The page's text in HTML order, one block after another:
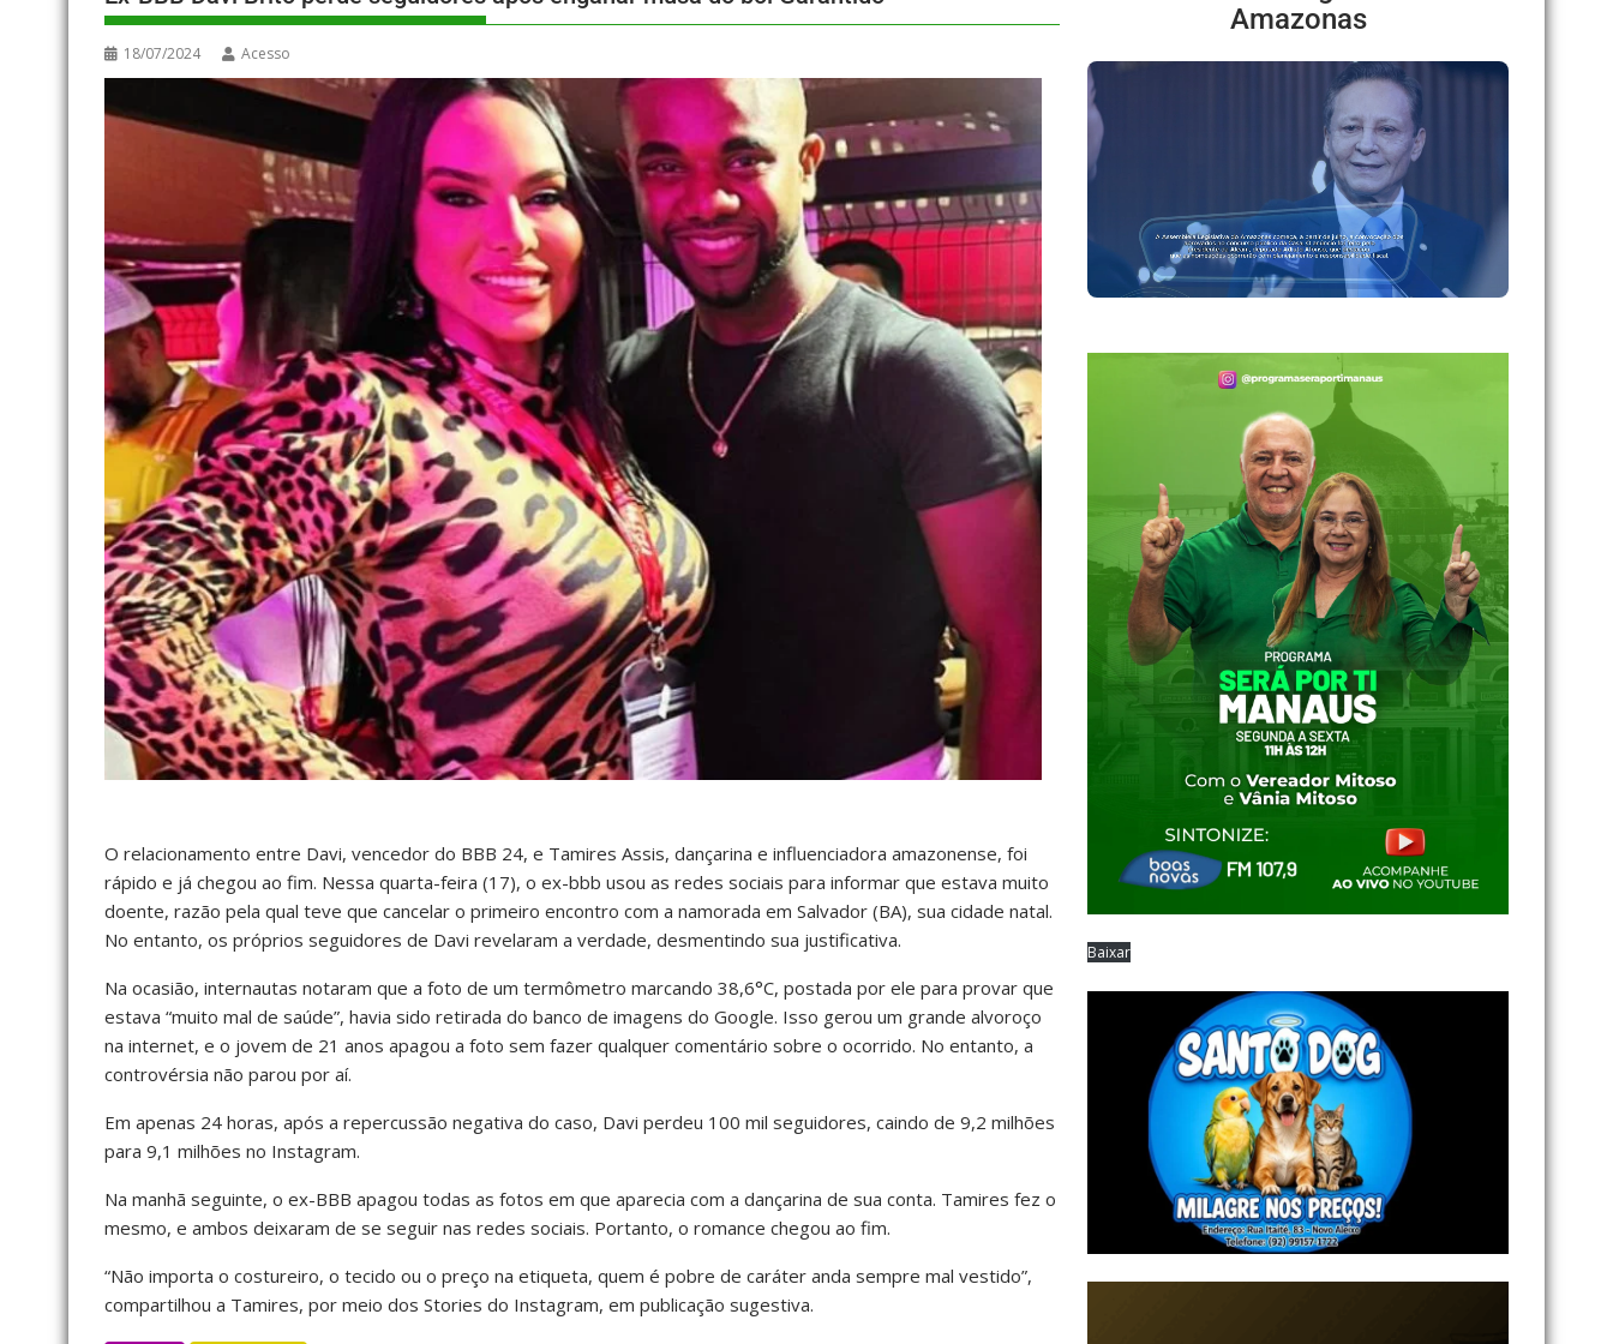
18/07/2024 Acesso
O relacionamento entre Davi, vencedor do BBB 24, e Tamires Assis, dançarina e influenciadora amazonense, foi
rápido e já chegou ao fim. Nessa quarta-feira (17), o ex-bbb usou as redes sociais para informar que estava muito
doente, razão pela qual teve que cancelar o primeiro encontro com a namorada em Salvador (BA), sua cidade natal.
No entanto, os próprios seguidores de Davi revelaram a verdade, desmentindo sua justificativa.
Na ocasião, internautas notaram que a foto de um termômetro marcando 38,6°C, postada por ele para provar que
estava “muito mal de saúde”, havia sido retirada do banco de imagens do Google. Isso gerou um grande alvoroço
na internet, e o jovem de 21 anos apagou a foto sem fazer qualquer comentário sobre o ocorrido. No entanto, a
controvérsia não parou por aí.
Em apenas 24 horas, após a repercussão negativa do caso, Davi perdeu 100 mil seguidores, caindo de 9,2 milhões
para 9,1 milhões no Instagram.
Na manhã seguinte, o ex-BBB apagou todas as fotos em que aparecia com a dançarina de sua conta. Tamires fez o
mesmo, e ambos deixaram de se seguir nas redes sociais. Portanto, o romance chegou ao fim.
“Não importa o costureiro, o tecido ou o preço na etiqueta, quem é pobre de caráter anda sempre mal vestido”,
compartilhou a Tamires, por meio dos Stories do Instagram, em publicação sugestiva.
Amazonas
Baixar